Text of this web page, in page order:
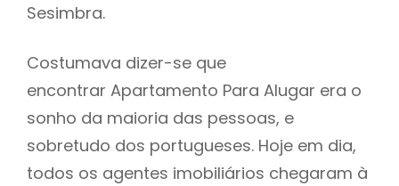
Sesimbra.
Costumava dizer-se que
encontrar Apartamento Para Alugar era o
sonho da maioria das pessoas, e
sobretudo dos portugueses. Hoje em dia,
todos os agentes imobiliários chegaram à